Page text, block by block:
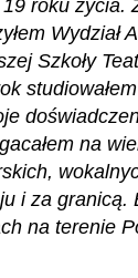
roku życia.
Wydział
Szkoły
na
i za granicą.
na terenie